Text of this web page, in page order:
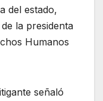
del estado,
la presidenta
Humanos
señaló